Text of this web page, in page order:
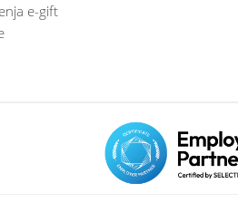
e-gift